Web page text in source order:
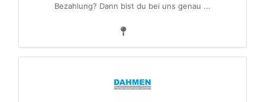
Bezahlung? Dann bist du bei uns genau ...